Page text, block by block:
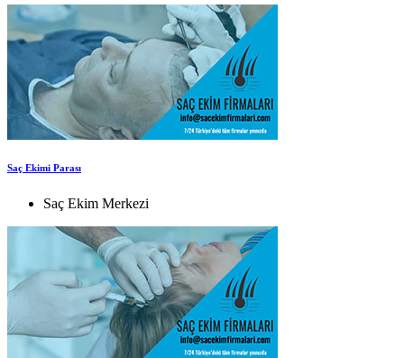
Saç Ekimi Parası
Saç Ekim Merkezi